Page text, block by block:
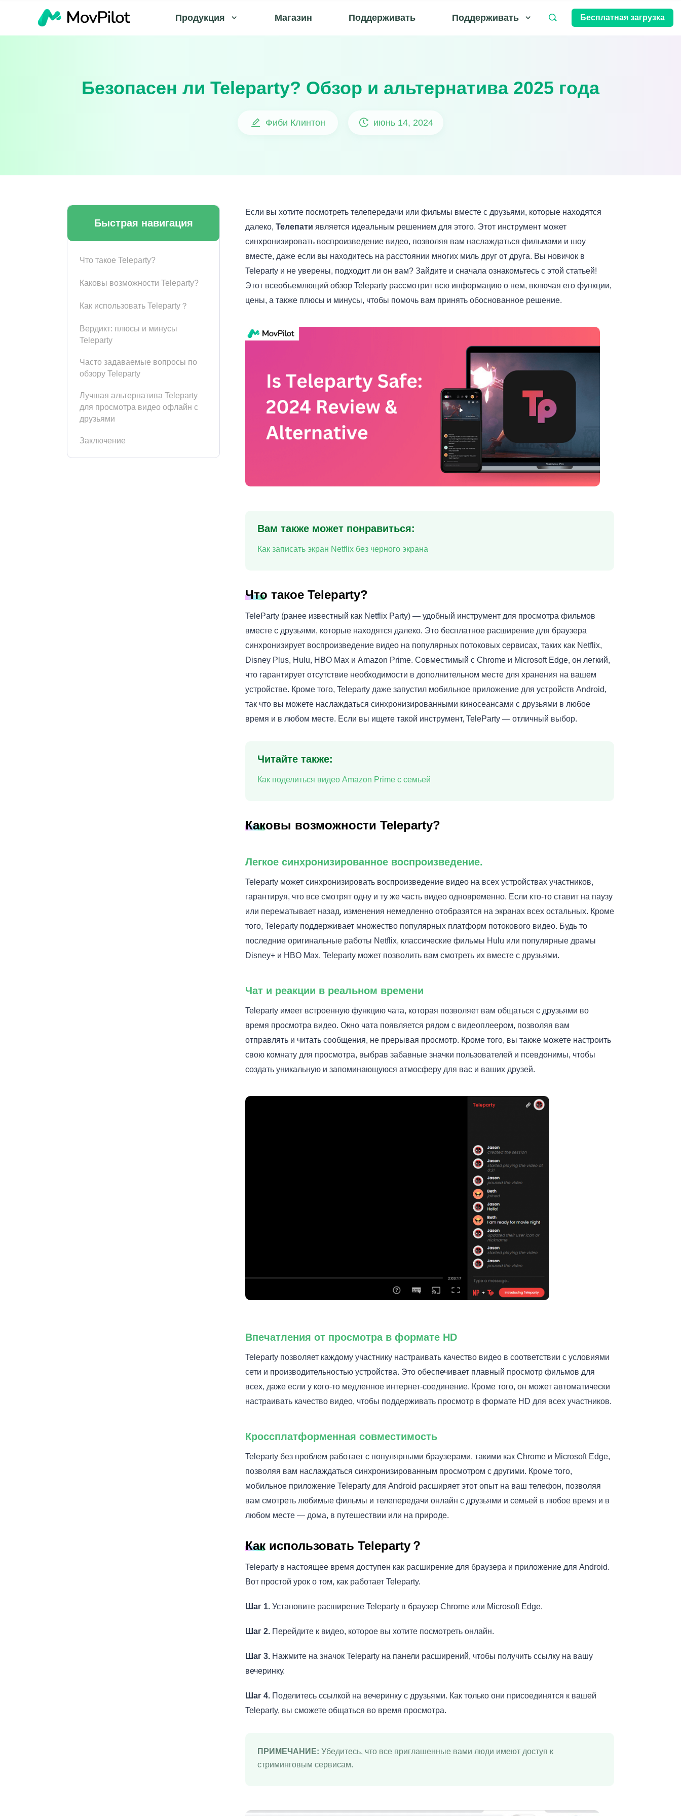
Продукция Магазин Поддерживать Поддерживать Бесплатная загрузка
Безопасен ли Teleparty? Обзор и альтернатива 2025 года
Фиби Клинтон июнь 14, 2024
Быстрая навигация
Что такое Teleparty?
Каковы возможности Teleparty?
Как использовать Teleparty？
Вердикт: плюсы и минусы
Teleparty
Часто задаваемые вопросы по
обзору Teleparty
Лучшая альтернатива Teleparty
для просмотра видео офлайн с
друзьями
Заключение
Если вы хотите посмотреть телепередачи или фильмы вместе с друзьями, которые находятся
далеко, Телепати является идеальным решением для этого. Этот инструмент может
синхронизировать воспроизведение видео, позволяя вам наслаждаться фильмами и шоу
вместе, даже если вы находитесь на расстоянии многих миль друг от друга. Вы новичок в
Teleparty и не уверены, подходит ли он вам? Зайдите и сначала ознакомьтесь с этой статьей!
Этот всеобъемлющий обзор Teleparty рассмотрит всю информацию о нем, включая его функции,
цены, а также плюсы и минусы, чтобы помочь вам принять обоснованное решение.
Вам также может понравиться:
Как записать экран Netflix без черного экрана
Что такое Teleparty?
TeleParty (ранее известный как Netflix Party) — удобный инструмент для просмотра фильмов
вместе с друзьями, которые находятся далеко. Это бесплатное расширение для браузера
синхронизирует воспроизведение видео на популярных потоковых сервисах, таких как Netflix,
Disney Plus, Hulu, HBO Max и Amazon Prime. Совместимый с Chrome и Microsoft Edge, он легкий,
что гарантирует отсутствие необходимости в дополнительном месте для хранения на вашем
устройстве. Кроме того, Teleparty даже запустил мобильное приложение для устройств Android,
так что вы можете наслаждаться синхронизированными киносеансами с друзьями в любое
время и в любом месте. Если вы ищете такой инструмент, TeleParty — отличный выбор.
Читайте также:
Как поделиться видео Amazon Prime с семьей
Каковы возможности Teleparty?
Легкое синхронизированное воспроизведение.
Teleparty может синхронизировать воспроизведение видео на всех устройствах участников,
гарантируя, что все смотрят одну и ту же часть видео одновременно. Если кто-то ставит на паузу
или перематывает назад, изменения немедленно отобразятся на экранах всех остальных. Кроме
того, Teleparty поддерживает множество популярных платформ потокового видео. Будь то
последние оригинальные работы Netflix, классические фильмы Hulu или популярные драмы
Disney+ и HBO Max, Teleparty может позволить вам смотреть их вместе с друзьями.
Чат и реакции в реальном времени
Teleparty имеет встроенную функцию чата, которая позволяет вам общаться с друзьями во
время просмотра видео. Окно чата появляется рядом с видеоплеером, позволяя вам
отправлять и читать сообщения, не прерывая просмотр. Кроме того, вы также можете настроить
свою комнату для просмотра, выбрав забавные значки пользователей и псевдонимы, чтобы
создать уникальную и запоминающуюся атмосферу для вас и ваших друзей.
Впечатления от просмотра в формате HD
Teleparty позволяет каждому участнику настраивать качество видео в соответствии с условиями
сети и производительностью устройства. Это обеспечивает плавный просмотр фильмов для
всех, даже если у кого-то медленное интернет-соединение. Кроме того, он может автоматически
настраивать качество видео, чтобы поддерживать просмотр в формате HD для всех участников.
Кроссплатформенная совместимость
Teleparty без проблем работает с популярными браузерами, такими как Chrome и Microsoft Edge,
позволяя вам наслаждаться синхронизированным просмотром с другими. Кроме того,
мобильное приложение Teleparty для Android расширяет этот опыт на ваш телефон, позволяя
вам смотреть любимые фильмы и телепередачи онлайн с друзьями и семьей в любое время и в
любом месте — дома, в путешествии или на природе.
Как использовать Teleparty？
Teleparty в настоящее время доступен как расширение для браузера и приложение для Android.
Вот простой урок о том, как работает Teleparty.
Шаг 1. Установите расширение Teleparty в браузер Chrome или Microsoft Edge.
Шаг 2. Перейдите к видео, которое вы хотите посмотреть онлайн.
Шаг 3. Нажмите на значок Teleparty на панели расширений, чтобы получить ссылку на вашу
вечеринку.
Шаг 4. Поделитесь ссылкой на вечеринку с друзьями. Как только они присоединятся к вашей
Teleparty, вы сможете общаться во время просмотра.
ПРИМЕЧАНИЕ: Убедитесь, что все приглашенные вами люди имеют доступ к
стриминговым сервисам.